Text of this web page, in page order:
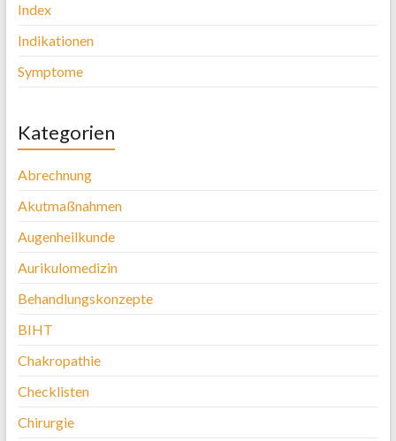
Index
Indikationen
Symptome
Kategorien
Abrechnung
Akutmaßnahmen
Augenheilkunde
Aurikulomedizin
Behandlungskonzepte
BIHT
Chakropathie
Checklisten
Chirurgie